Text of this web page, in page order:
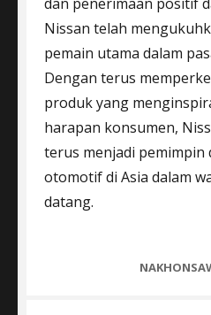
Nissan telah
pemain utama dalam
Dengan terus
produk yang
harapan konsumen,
terus menjadi pemimpin
otomotif di Asia dalam
datang.
CATEGORIES